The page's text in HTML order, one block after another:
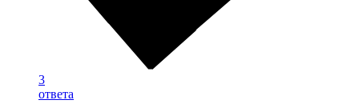
3
ответа